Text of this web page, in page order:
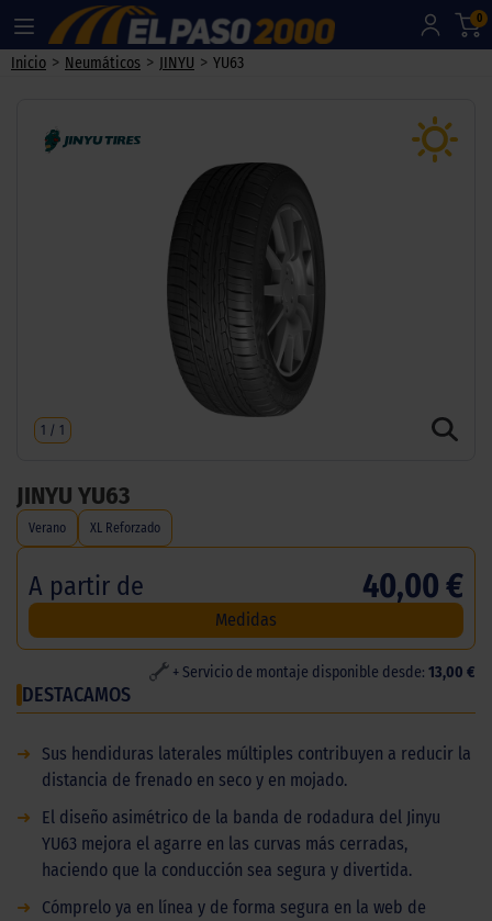
0
Inicio > Neumáticos > JINYU > YU63
1 / 1
JINYU YU63
Verano XL Reforzado
A partir de 40,00 €
Medidas
+ Servicio de montaje disponible desde: 13,00 €
DESTACAMOS
➜
Sus hendiduras laterales múltiples contribuyen a reducir la
distancia de frenado en seco y en mojado.
➜
El diseño asimétrico de la banda de rodadura del Jinyu
YU63 mejora el agarre en las curvas más cerradas,
haciendo que la conducción sea segura y divertida.
➜
Cómprelo ya en línea y de forma segura en la web de